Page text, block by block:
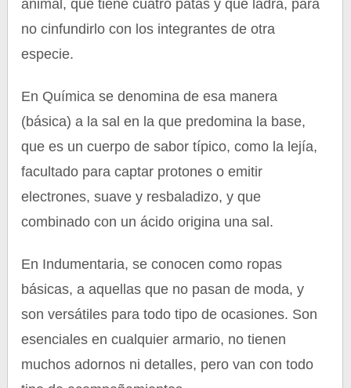
animal, que tiene cuatro patas y que ladra, para
no cinfundirlo con los integrantes de otra
especie.
En Química se denomina de esa manera
(básica) a la sal en la que predomina la base,
que es un cuerpo de sabor típico, como la lejía,
facultado para captar protones o emitir
electrones, suave y resbaladizo, y que
combinado con un ácido origina una sal.
En Indumentaria, se conocen como ropas
básicas, a aquellas que no pasan de moda, y
son versátiles para todo tipo de ocasiones. Son
esenciales en cualquier armario, no tienen
muchos adornos ni detalles, pero van con todo